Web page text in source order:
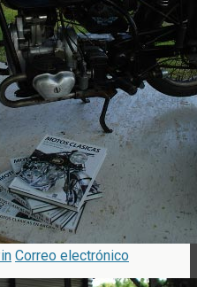
Correo electrónico